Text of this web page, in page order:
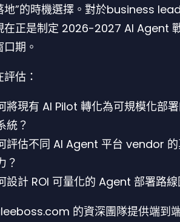
地”的時機選擇。對於business
在正是制定 2026-2027 AI Agent
期。
估：
將現有 AI Pilot 轉化為可規模化部
統？
評估不同 AI Agent 平台 vendor
？
設計 ROI 可量化的 Agent 部署路
的資深團隊提供端到